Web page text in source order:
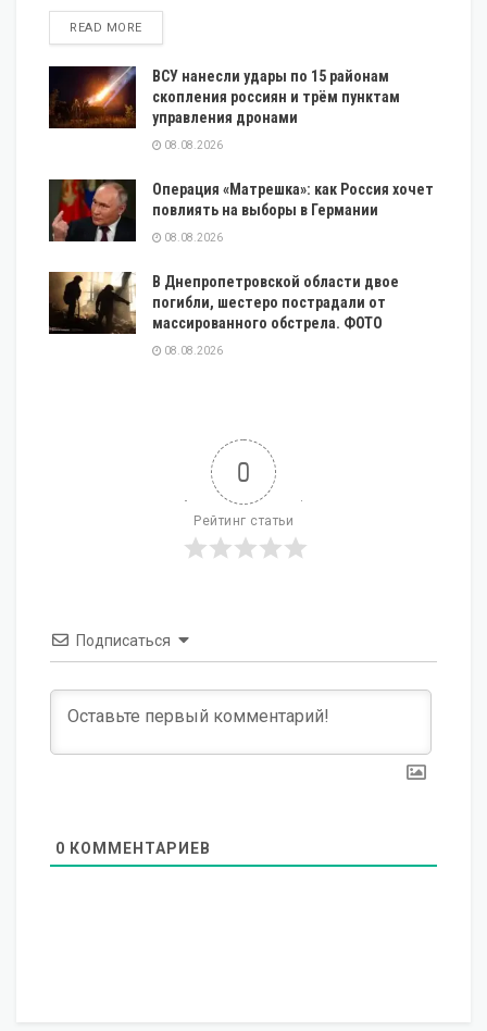
READ MOREDETAILS
ВСУ нанесли удары по 15 районам
скопления россиян и трём пунктам
управления дронами
08.08.2026
Операция «Матрешка»: как Россия хочет
повлиять на выборы в Германии
08.08.2026
В Днепропетровской области двое
погибли, шестеро пострадали от
массированного обстрела. ФОТО
08.08.2026
0
Рейтинг статьи
Подписаться
0 КОММЕНТАРИЕВ